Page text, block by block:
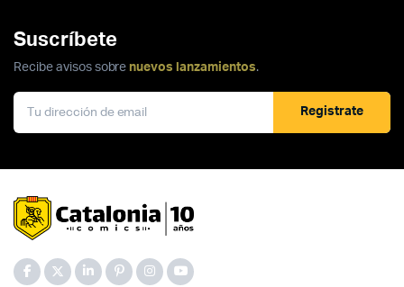
Suscríbete
Recibe avisos sobre nuevos lanzamientos.
Registrate